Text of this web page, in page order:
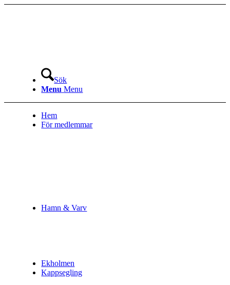
Sök
Menu Menu
Hem
För medlemmar
Hamn & Varv
Ekholmen
Kappsegling